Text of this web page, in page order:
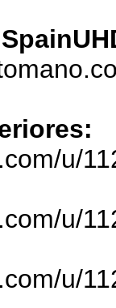
u/
u/
u/